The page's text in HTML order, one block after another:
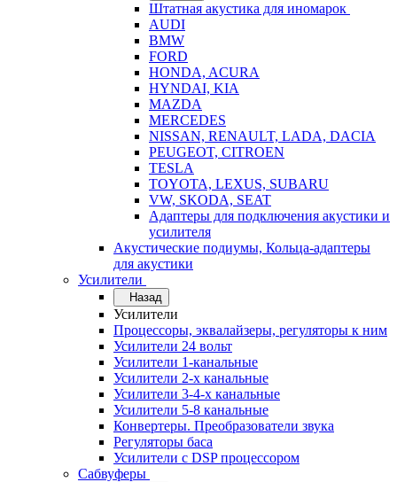
Штатная акустика для иномарок
AUDI
BMW
FORD
HONDA, ACURA
HYNDAI, KIA
MAZDA
MERCEDES
NISSAN, RENAULT, LADA, DACIA
PEUGEOT, CITROEN
TESLA
TOYOTA, LEXUS, SUBARU
VW, SKODA, SEAT
Адаптеры для подключения акустики и
усилителя
Акустические подиумы, Кольца-адаптеры
для акустики
Усилители
Назад
Усилители
Процессоры, эквалайзеры, регуляторы к ним
Усилители 24 вольт
Усилители 1-канальные
Усилители 2-х канальные
Усилители 3-4-х канальные
Усилители 5-8 канальные
Конвертеры. Преобразователи звука
Регуляторы баса
Усилители с DSP процессором
Сабвуферы